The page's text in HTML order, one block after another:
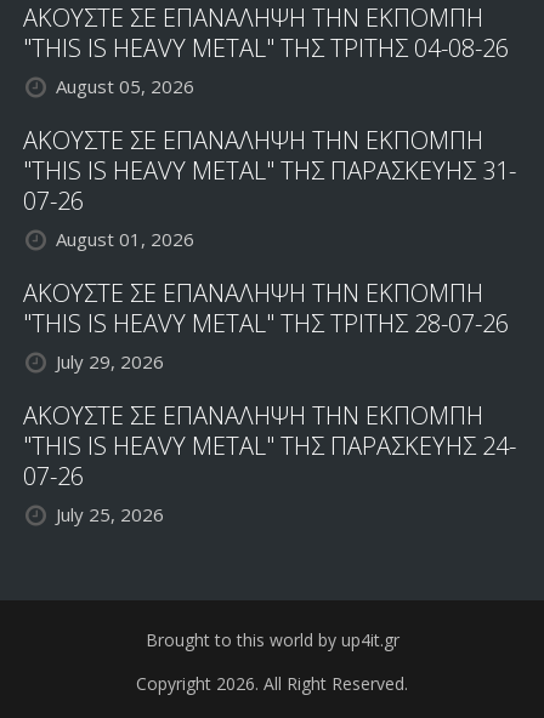
ΑΚΟΥΣΤΕ ΣΕ ΕΠΑΝΑΛΗΨΗ ΤΗΝ ΕΚΠΟΜΠΗ
"THIS IS HEAVY METAL" ΤΗΣ ΤΡΙΤΗΣ 04-08-26
August 05, 2026
ΑΚΟΥΣΤΕ ΣΕ ΕΠΑΝΑΛΗΨΗ ΤΗΝ ΕΚΠΟΜΠΗ
"THIS IS HEAVY METAL" ΤΗΣ ΠΑΡΑΣΚΕΥΗΣ 31-
07-26
August 01, 2026
ΑΚΟΥΣΤΕ ΣΕ ΕΠΑΝΑΛΗΨΗ ΤΗΝ ΕΚΠΟΜΠΗ
"THIS IS HEAVY METAL" ΤΗΣ ΤΡΙΤΗΣ 28-07-26
July 29, 2026
ΑΚΟΥΣΤΕ ΣΕ ΕΠΑΝΑΛΗΨΗ ΤΗΝ ΕΚΠΟΜΠΗ
"THIS IS HEAVY METAL" ΤΗΣ ΠΑΡΑΣΚΕΥΗΣ 24-
07-26
July 25, 2026
Brought to this world by up4it.gr
Copyright 2026. All Right Reserved.